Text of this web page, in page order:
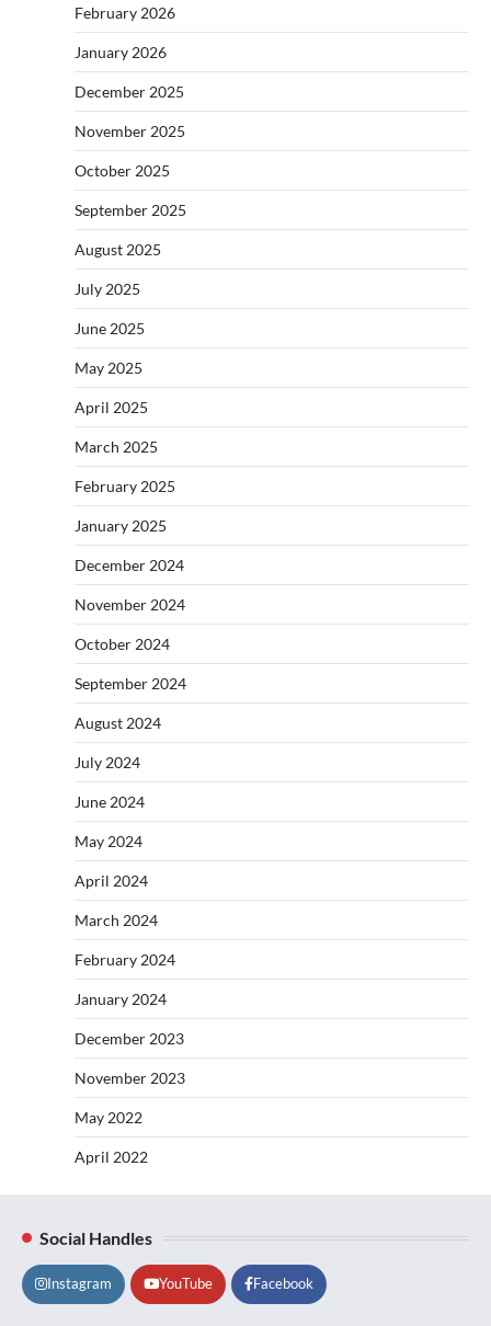
February 2026
January 2026
December 2025
November 2025
October 2025
September 2025
August 2025
July 2025
June 2025
May 2025
April 2025
March 2025
February 2025
January 2025
December 2024
November 2024
October 2024
September 2024
August 2024
July 2024
June 2024
May 2024
April 2024
March 2024
February 2024
January 2024
December 2023
November 2023
May 2022
April 2022
Social Handles
Instagram YouTube Facebook